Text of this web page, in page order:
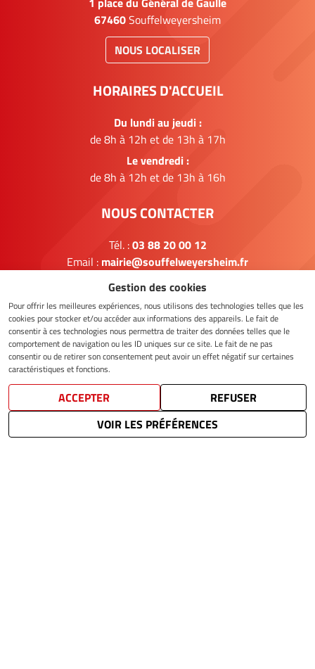
Gestion des cookies
Pour offrir les meilleures expériences, nous utilisons des technologies telles que les
cookies pour stocker et/ou accéder aux informations des appareils. Le fait de
consentir à ces technologies nous permettra de traiter des données telles que le
comportement de navigation ou les ID uniques sur ce site. Le fait de ne pas
consentir ou de retirer son consentement peut avoir un effet négatif sur certaines
caractéristiques et fonctions.
ACCEPTER
REFUSER
VOIR LES PRÉFÉRENCES
67460Souffelweyersheim
NOUS LOCALISER
HORAIRES D'ACCUEIL
Du lundi au jeudi :
de 8h à 12h et de 13h à 17h
Le vendredi :
de 8h à 12h et de 13h à 16h
NOUS CONTACTER
Tél. :03 88 20 00 12
Email : mairie@souffelweyersheim.fr
FORMULAIRE DE CONTACT
NOUS SUIVRE
ACCÈS RAPIDES